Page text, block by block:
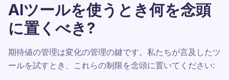
AIツールを使うとき何を念頭
に置くべき?
期待値の管理は変化の管理の鍵です。私たちが言及したツ
ールを試すとき、これらの制限を念頭に置いてください: